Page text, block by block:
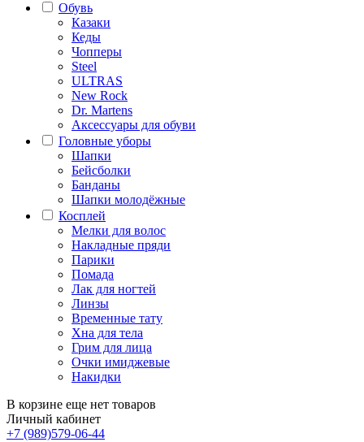
Обувь
Казаки
Кеды
Чопперы
Steel
ULTRAS
New Rock
Dr. Martens
Аксессуары для обуви
Головные уборы
Шапки
Бейсболки
Банданы
Шапки молодёжные
Косплей
Мелки для волос
Накладные пряди
Парики
Помада
Лак для ногтей
Линзы
Временные тату
Хна для тела
Грим для лица
Очки имиджевые
Накидки
В корзине еще нет товаров
Личный кабинет
+7 (989)579-06-44